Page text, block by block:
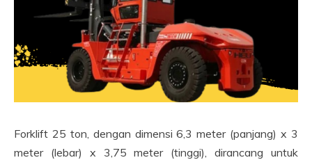
Forklift 25 ton, dengan dimensi 6,3 meter (panjang) x 3
meter (lebar) x 3,75 meter (tinggi), dirancang untuk